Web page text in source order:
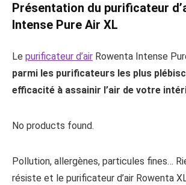
Présentation du purificateur
Intense Pure Air XL
Le purificateur d’air Rowenta Intense
parmi les purificateurs les plus
efficacité à assainir l’air de votre
No products found.
Pollution, allergènes, particules fines…
résiste et le purificateur d’air Rowenta